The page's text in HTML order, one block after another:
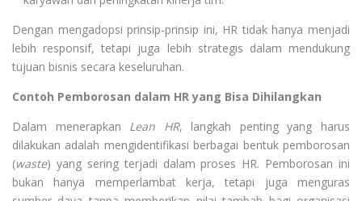
Dengan mengadopsi prinsip-prinsip ini, HR tidak hanya menjadi
lebih responsif, tetapi juga lebih strategis dalam mendukung
tujuan bisnis secara keseluruhan.
Contoh Pemborosan dalam HR yang Bisa Dihilangkan
Dalam menerapkan Lean HR, langkah penting yang harus
dilakukan adalah mengidentifikasi berbagai bentuk pemborosan
(waste) yang sering terjadi dalam proses HR. Pemborosan ini
bukan hanya memperlambat kerja, tetapi juga menguras